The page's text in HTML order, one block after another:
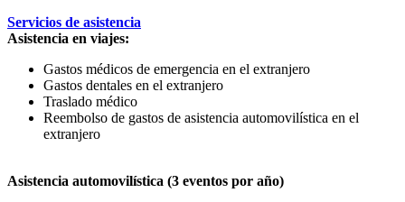
Servicios de asistencia
Asistencia en viajes:
Gastos médicos de emergencia en el extranjero
Gastos dentales en el extranjero
Traslado médico
Reembolso de gastos de asistencia automovilística en el
extranjero
Asistencia automovilística (3 eventos por año)